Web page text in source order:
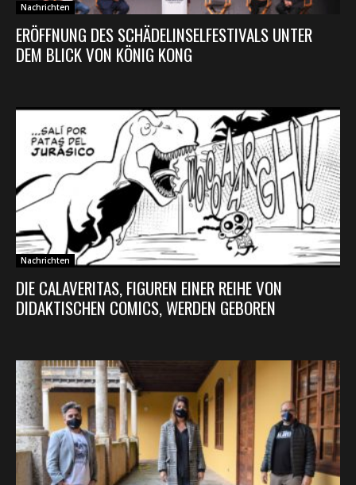
Nachrichten
ERÖFFNUNG DES SCHÄDELINSELFESTIVALS UNTER
DEM BLICK VON KÖNIG KONG
Nachrichten
DIE CALAVERITAS, FIGUREN EINER REIHE VON
DIDAKTISCHEN COMICS, WERDEN GEBOREN